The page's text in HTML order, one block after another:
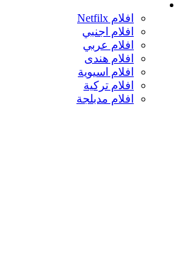
افلام Netfilx
افلام اجنبي
افلام عربي
افلام هندى
افلام اسيوية
افلام تركية
افلام مدبلجة